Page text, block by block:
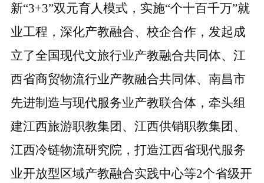
新“3+3”双元育人模式，实施“个十百千万”就
业工程，深化产教融合、校企合作，发起成
立了全国现代文旅行业产教融合共同体、江
西省商贸物流行业产教融合共同体、南昌市
先进制造与现代服务业产教联合体，牵头组
建江西旅游职教集团、江西供销职教集团、
江西冷链物流研究院，打造江西省现代服务
业开放型区域产教融合实践中心等2个省级开